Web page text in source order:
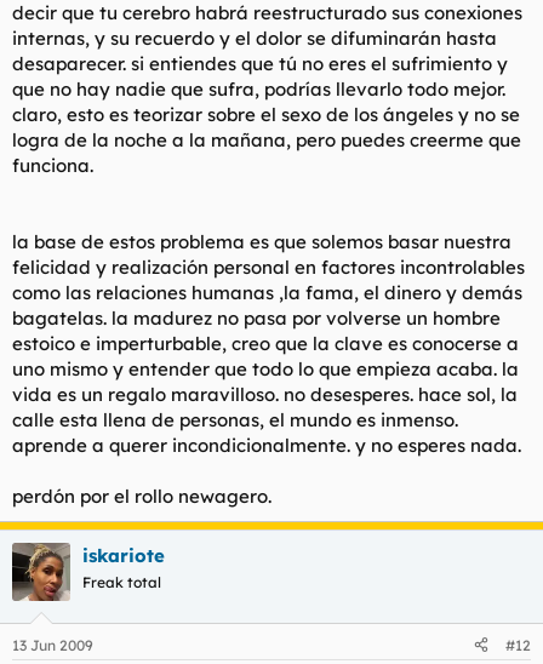
decir que tu cerebro habrá reestructurado sus conexiones
internas, y su recuerdo y el dolor se difuminarán hasta
desaparecer. si entiendes que tú no eres el sufrimiento y
que no hay nadie que sufra, podrías llevarlo todo mejor.
claro, esto es teorizar sobre el sexo de los ángeles y no se
logra de la noche a la mañana, pero puedes creerme que
funciona.
la base de estos problema es que solemos basar nuestra
felicidad y realización personal en factores incontrolables
como las relaciones humanas ,la fama, el dinero y demás
bagatelas. la madurez no pasa por volverse un hombre
estoico e imperturbable, creo que la clave es conocerse a
uno mismo y entender que todo lo que empieza acaba. la
vida es un regalo maravilloso. no desesperes. hace sol, la
calle esta llena de personas, el mundo es inmenso.
aprende a querer incondicionalmente. y no esperes nada.
perdón por el rollo newagero.
iskariote
Freak total
13 Jun 2009 #12